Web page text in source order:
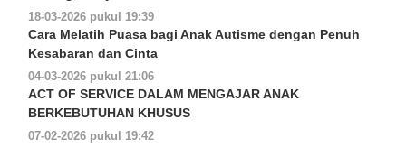
18-03-2026 pukul 19:39
Cara Melatih Puasa bagi Anak Autisme dengan Penuh
Kesabaran dan Cinta
04-03-2026 pukul 21:06
ACT OF SERVICE DALAM MENGAJAR ANAK
BERKEBUTUHAN KHUSUS
07-02-2026 pukul 19:42